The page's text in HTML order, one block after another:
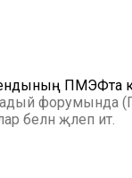
ПМЭФта
форумында
белән җәлеп итә.